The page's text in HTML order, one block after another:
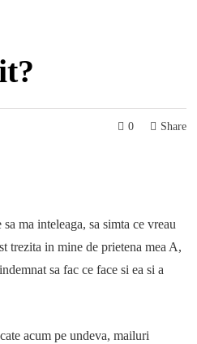
0 Share
ma inteleaga, sa simta ce vreau
trezita in mine de prietena mea A,
sa fac ce face si ea si a
acum pe undeva, mailuri